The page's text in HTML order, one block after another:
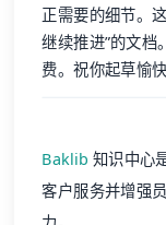
正需要的细节。
继续推进”的文档
费。祝你起草愉快
Baklib 知识中心
客户服务并增强